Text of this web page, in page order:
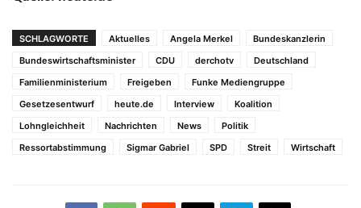
SCHLAGWORTE Aktuelles Angela Merkel
Bundeskanzlerin
Bundeswirtschaftsminister
CDU derchotv
Deutschland
Familienministerium
Freigeben
Funke Mediengruppe
Gesetzesentwurf
heute.de Interview
Koalition
Lohngleichheit
Nachrichten News
Politik
Ressortabstimmung
Sigmar Gabriel SPD Streit Wirtschaft